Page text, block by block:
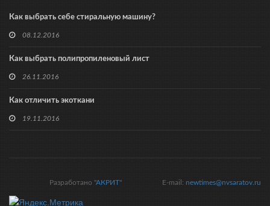
Как выбрать себе стиральную машину?
08.12.2016
Как выбрать полипропиленовый лист
26.11.2016
Как отличить экоткани
19.11.2016
E-mail: newtimes@nvsaratov.ru
Разработано "АКРИТ"